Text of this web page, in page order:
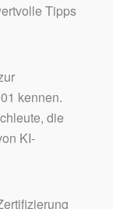
Tipps
kennen.
die
KI-